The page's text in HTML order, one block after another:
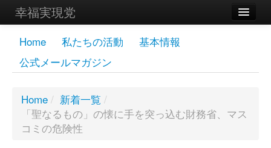
幸福実現党
メンバーズページ
党員
お問い合わせ
Home 私たちの活動
基本情報
公式メールマガジン
Home / 新着一覧 /
「聖なるもの」の懐に手を突っ込む財務省、マス
コミの危険性